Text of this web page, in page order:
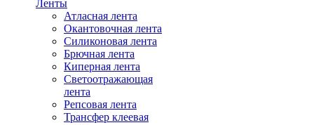
Ленты
Атласная лента
Окантовочная лента
Силиконовая лента
Брючная лента
Киперная лента
Светоотражающая
лента
Репсовая лента
Трансфер клеевая